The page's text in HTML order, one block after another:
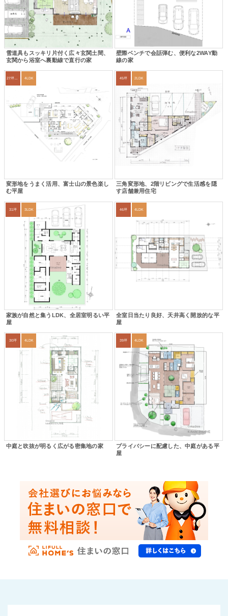
雪道具もスッキリ片付く広々玄関土間、
玄関から浴室へ裏動線で直行の家
壁際ベンチで会話弾む、便利な2WAY動
線の家
4LDK
変形地をうまく活用、富士山の景色楽し
む平屋
45坪 2LDK
三角変形地、2階リビングで生活感を隠
す店舗兼用住宅
31坪 3LDK
家族が自然と集うLDK、全居室明るい平
屋
46坪 4LDK
全室日当たり良好、天井高く開放的な平
屋
30坪 4LDK
中庭と吹抜が明るく広がる密集地の家
39坪 4LDK
プライバシーに配慮した、中庭がある平
屋